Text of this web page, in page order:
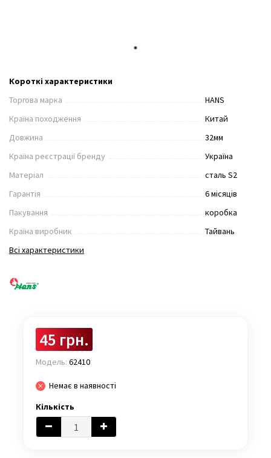
Короткі характеристики
Торгова марка
HANS
Країна походження
Китай
Довжина
32мм
Країна реєстрації бренду
Україна
Матеріал
сталь S2
Гарантія
6 місяців
Пакування
коробка
Країна виробник
Тайвань
Всі характеристики
45 грн.
Модель: 62410
Немає в наявності
Кількість